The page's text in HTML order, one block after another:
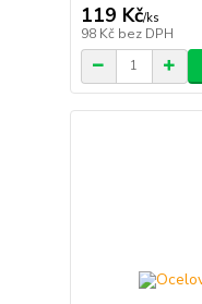
119 Kč/ks
98 Kč bez DPH